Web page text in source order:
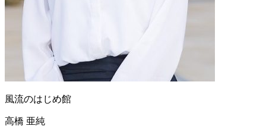
風流のはじめ館
高橋 亜純